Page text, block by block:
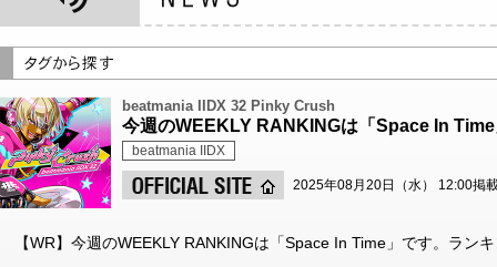
beatmania IIDX 32 Pinky Crush
今週のWEEKLY RANKINGは「Space In
beatmania IIDX
2025年08月20日（水） 12:00掲
【WR】今週のWEEKLY RANKINGは「Space In Time」です。ラン